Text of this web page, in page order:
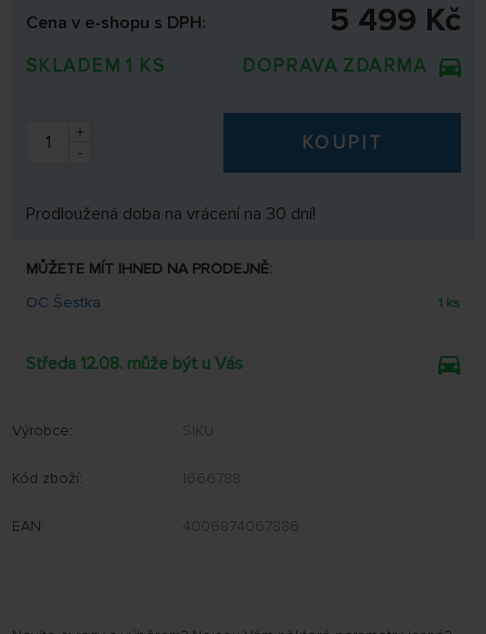
Cena v e-shopu s DPH: 5 499 Kč
SKLADEM 1 KS DOPRAVA ZDARMA
+
-
KOUPIT
Prodloužená doba na vrácení na 30 dní!
MŮŽETE MÍT IHNED NA PRODEJNĚ:
OC Šestka
1 ks
Středa 12.08. může být u Vás
Výrobce: SIKU
Kód zboží: 1666788
EAN: 4006874067886